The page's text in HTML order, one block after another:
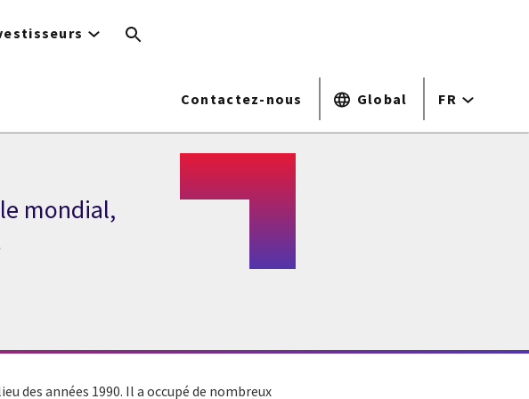
Contactez-nous Global FR
mondial,
des années 1990. Il a occupé de nombreux